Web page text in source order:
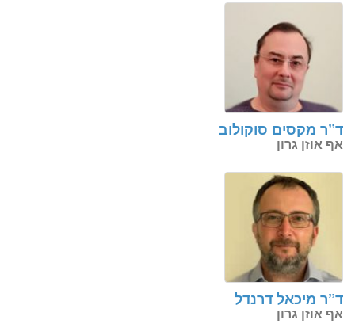
ד”ר מקסים סוקולוב
אף אוזן גרון
ד”ר מיכאל דרנדל
אף אוזן גרון